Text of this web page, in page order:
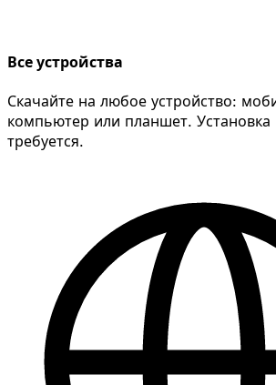
Все устройства
Скачайте на любое устройство:
компьютер или планшет.
требуется.